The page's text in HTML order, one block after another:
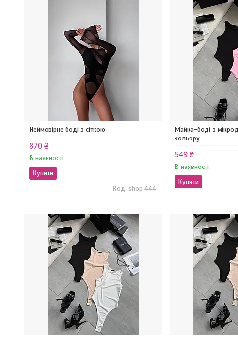
Неймовірне боді з сіткою
870 ₴
В наявності
Купити
shop 444
Майка-боді з
кольору
549 ₴
В наявності
Купити